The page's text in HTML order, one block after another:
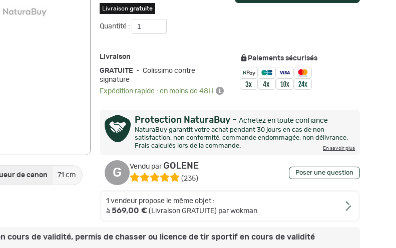
de canon 71 cm
Livraison gratuite
Quantité :
Livraison
GRATUITE - Colissimo contre
signature
Expédition rapide : en moins de 48H
Paiements sécurisés
Protection NaturaBuy - Achetez en toute confiance
NaturaBuy garantit votre achat pendant 30 jours en cas de non-
satisfaction, non conformité, commande endommagée, non délivrance.
Frais calculés lors de la commande.
En savoir plus
G Vendu par GOLENE
(235)
Poser une question
1 vendeur propose le même objet :
à 569,00 € (Livraison GRATUITE) par wokman
cours de validité, permis de chasser ou licence de tir sportif en cours de validité